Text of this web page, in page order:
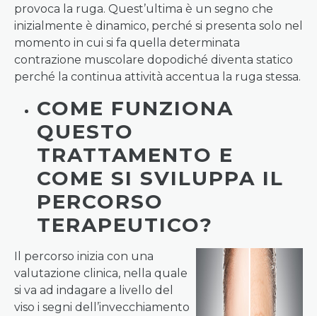
provoca la ruga. Quest’ultima è un segno che
inizialmente è dinamico, perché si presenta solo nel
momento in cui si fa quella determinata
contrazione muscolare dopodiché diventa statico
perché la continua attività accentua la ruga stessa.
COME FUNZIONA
QUESTO
TRATTAMENTO E
COME SI SVILUPPA IL
PERCORSO
TERAPEUTICO?
Il percorso inizia con una
valutazione clinica, nella quale
si va ad indagare a livello del
viso i segni dell’invecchiamento